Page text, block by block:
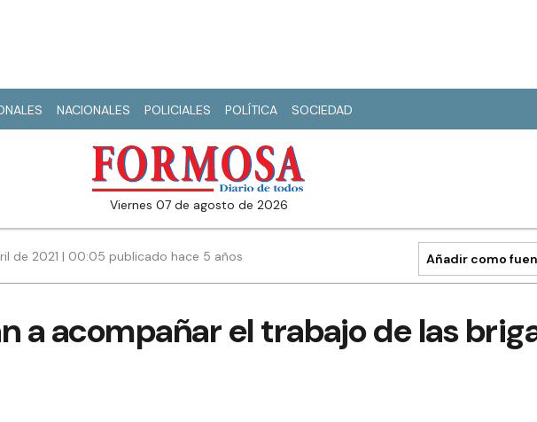
NACIONALES POLICIALES POLÍTICA SOCIEDAD
viernes 07 de agosto de 2026
de 2021 | 00:05 publicado hace 5 años Añadir como
a acompañar el trabajo de las